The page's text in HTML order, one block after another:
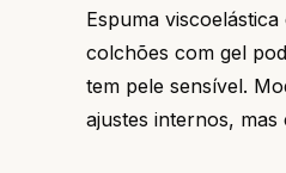
Espuma
colchões com gel
tem pele sensível.
ajustes internos,